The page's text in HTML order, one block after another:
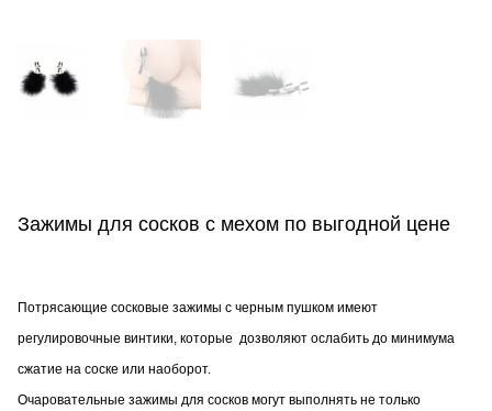
Зажимы для сосков с мехом по выгодной цене
Потрясающие сосковые зажимы с черным пушком имеют
регулировочные винтики, которые дозволяют ослабить до минимума
сжатие на соске или наоборот.
Очаровательные зажимы для сосков могут выполнять не только